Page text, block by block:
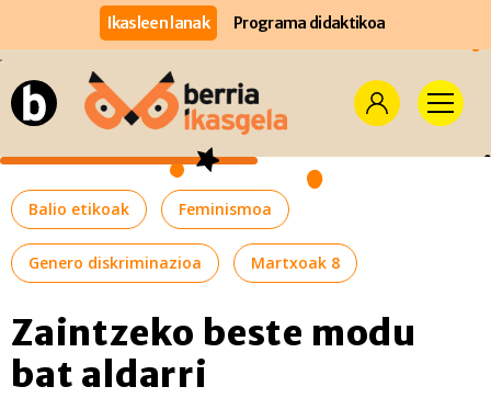
Ikasleen lanak Programa didaktikoa
Balio etikoak Feminismoa
Genero diskriminazioa Martxoak 8
Zaintzeko beste modu
bat aldarri